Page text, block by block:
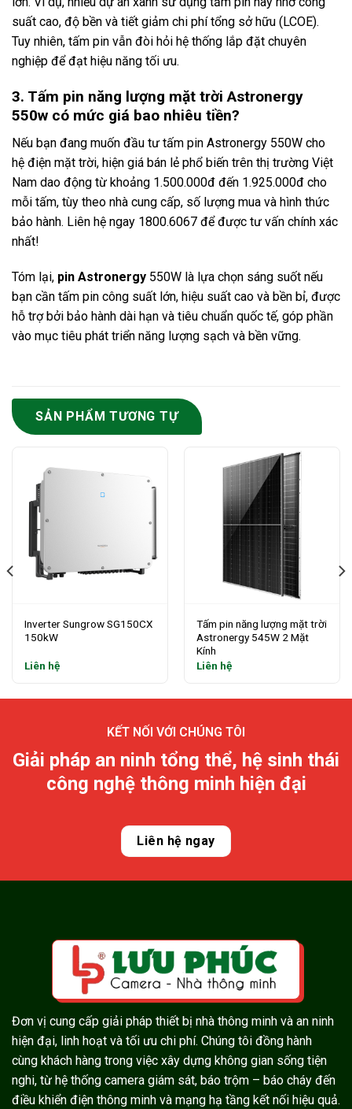
suất cao, độ bền và tiết giảm chi phí tổng sở hữu (LCOE).
Tuy nhiên, tấm pin vẫn đòi hỏi hệ thống lắp đặt chuyên
nghiệp để đạt hiệu năng tối ưu.
3. Tấm pin năng lượng mặt trời Astronergy
550w có mức giá bao nhiêu tiền?
Nếu bạn đang muốn đầu tư tấm pin Astronergy 550W cho
hệ điện mặt trời, hiện giá bán lẻ phổ biến trên thị trường Việt
Nam dao động từ khoảng 1.500.000đ đến 1.925.000đ cho
mỗi tấm, tùy theo nhà cung cấp, số lượng mua và hình thức
bảo hành. Liên hệ ngay 1800.6067 để được tư vấn chính xác
nhất!
Tóm lại, pin Astronergy 550W là lựa chọn sáng suốt nếu
bạn cần tấm pin công suất lớn, hiệu suất cao và bền bỉ, được
hỗ trợ bởi bảo hành dài hạn và tiêu chuẩn quốc tế, góp phần
vào mục tiêu phát triển năng lượng sạch và bền vững.
SẢN PHẨM TƯƠNG TỰ
Inverter Sungrow SG150CX
150kW
Liên hệ
Tấm pin năng lượng mặt trời
Astronergy 545W 2 Mặt
Kính
Liên hệ
KẾT NỐI VỚI CHÚNG TÔI
Giải pháp an ninh tổng thể, hệ sinh thái
công nghệ thông minh hiện đại
Liên hệ ngay
Đơn vị cung cấp giải pháp thiết bị nhà thông minh và an ninh
hiện đại, linh hoạt và tối ưu chi phí. Chúng tôi đồng hành
cùng khách hàng trong việc xây dựng không gian sống tiện
nghi, từ hệ thống camera giám sát, báo trộm – báo cháy đến
điều khiển điện thông minh và mạng hạ tầng kết nối hiệu quả.